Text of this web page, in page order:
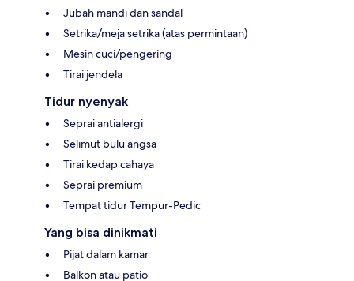
Jubah mandi dan sandal
Setrika/meja setrika (atas permintaan)
Mesin cuci/pengering
Tirai jendela
Tidur nyenyak
Seprai antialergi
Selimut bulu angsa
Tirai kedap cahaya
Seprai premium
Tempat tidur Tempur-Pedic
Yang bisa dinikmati
Pijat dalam kamar
Balkon atau patio